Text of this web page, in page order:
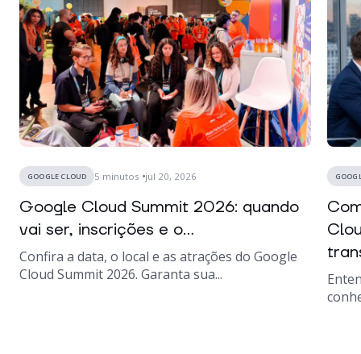
GOOGLE CLOUD 5 minutos jul 20, 2026
Google Cloud Summit 2026: quando
vai ser, inscrições e o...
Confira a data, o local e as atrações do Google
Cloud Summit 2026. Garanta sua...